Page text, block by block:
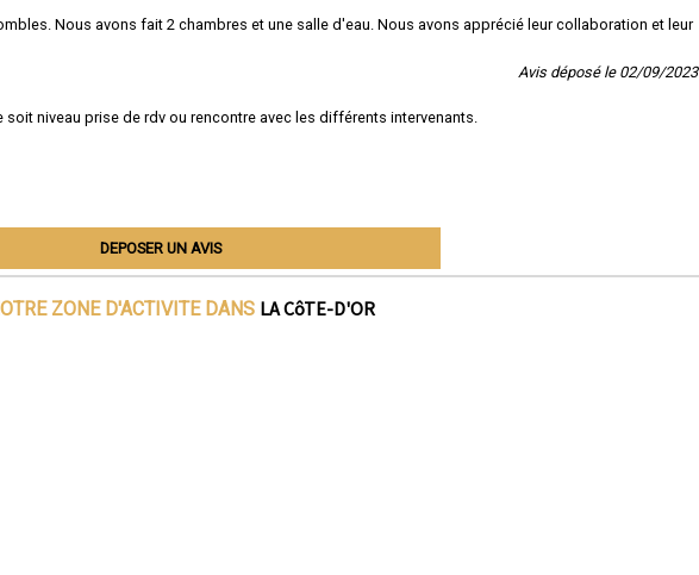
Nous avons fait 2 chambres et une salle d'eau. Nous avons apprécié leur collaboration et leur
Avis déposé le 02/09/2023
niveau prise de rdv ou rencontre avec les différents intervenants.
DEPOSER UN AVIS
ZONE D'ACTIVITE DANS LA CôTE-D'OR